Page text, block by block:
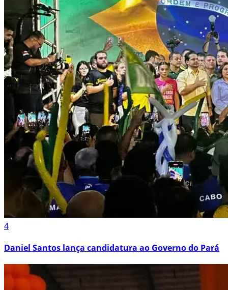
4
Daniel Santos lança candidatura ao Governo do Pará